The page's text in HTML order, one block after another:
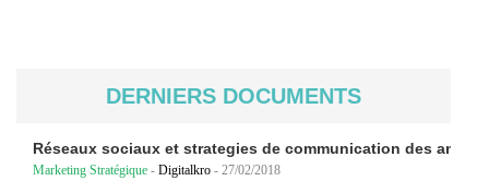
DERNIERS DOCUMENTS
Réseaux sociaux et strategies de communication des
Marketing Stratégique - Digitalkro - 27/02/2018